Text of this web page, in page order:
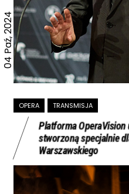
04 Paź, 2024
OPERA TRANSMISJA
Platforma OperaVision
stworzoną specjalnie
Warszawskiego